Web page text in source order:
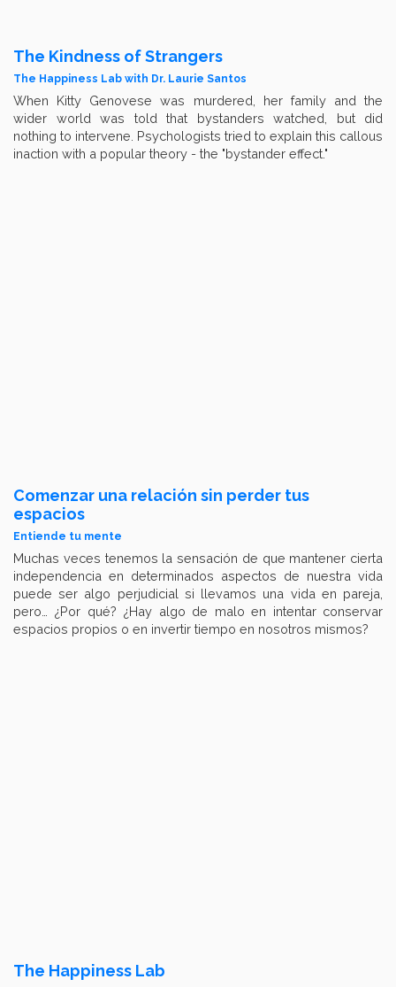
The Kindness of Strangers
The Happiness Lab with Dr. Laurie Santos
When Kitty Genovese was murdered, her family and the
wider world was told that bystanders watched, but did
nothing to intervene. Psychologists tried to explain this callous
inaction with a popular theory - the "bystander effect."
Comenzar una relación sin perder tus
espacios
Entiende tu mente
Muchas veces tenemos la sensación de que mantener cierta
independencia en determinados aspectos de nuestra vida
puede ser algo perjudicial si llevamos una vida en pareja,
pero… ¿Por qué? ¿Hay algo de malo en intentar conservar
espacios propios o en invertir tiempo en nosotros mismos?
The Happiness Lab